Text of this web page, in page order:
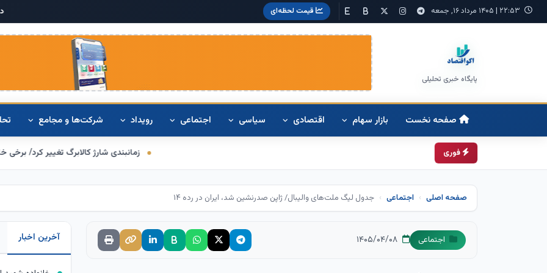
۲۲:۵۳ | ۱۴۰۵ مرداد ۱۶, جمعه قیمت لحظه‌ای
پایگاه خبری تحلیلی
صفحه نخست بازار سهام اقتصادی سیاسی اجتماعی رویداد شرکت‌ها و مجامع
فوری زمانبندی شارژ کالابرگ تغییر کرد/ برخی خانوارها اعتبار را
صفحه اصلی اجتماعی جدول لیگ ملت‌های والیبال/ ژاپن صدرنشین شد، ایران در رده ۱۴
اجتماعی آخرین اخبار